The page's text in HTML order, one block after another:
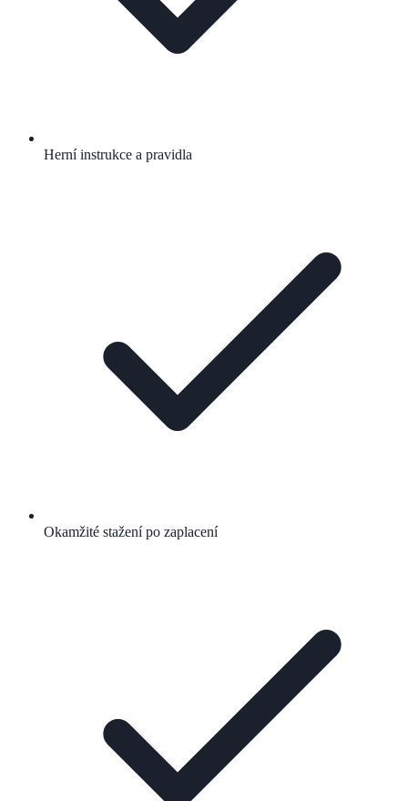
Herní instrukce a pravidla
Okamžité stažení po zaplacení